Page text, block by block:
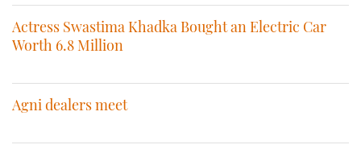
Actress Swastima Khadka Bought an Electric Car
Worth 6.8 Million
Agni dealers meet